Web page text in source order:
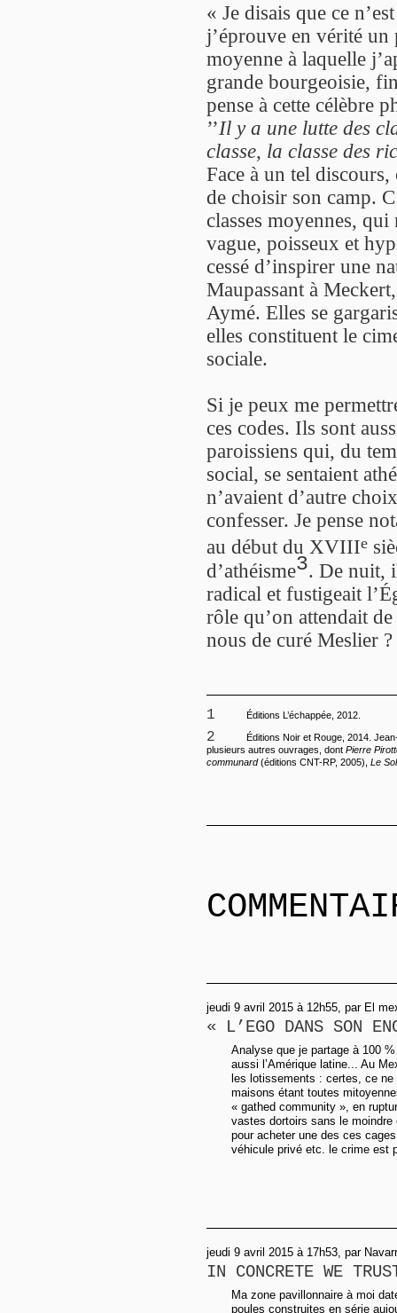
« Je disais que ce
j’éprouve en vérité
moyenne à laquelle
grande bourgeoisie,
pense à cette célèbre
’’Il y a une lutte des
classe, la classe des
Face à un tel
de choisir son camp.
classes moyennes,
vague, poisseux et
cessé d’inspirer une
Maupassant à
Aymé. Elles se
elles constituent le
sociale.
Si je peux me
ces codes. Ils sont
paroissiens qui, du
social, se sentaient
n’avaient d’autre
confesser. Je pense
au début du XVIIIe
d’athéisme3. De nuit,
radical et fustigeait
rôle qu’on attendait
nous de curé Meslier
1 Éditions L’échappée, 2012.
2
Éditions Noir et Rouge, 2014.
plusieurs autres ouvrages, dont Pierre
communard(éditions CNT-RP, 2005), Le
jeudi 9 avril 2015 à 12h55, par El
« L’EGO DANS SON
Analyse que je partage à 100
aussi l’Amérique latine... Au
les lotissements : certes, ce
maisons étant toutes
« gathed community », en
vastes dortoirs sans le moindre
pour acheter une des ces
véhicule privé etc. le crime est
jeudi 9 avril 2015 à 17h53, par
IN CONCRETE WE
Ma zone pavillonnaire à moi
poules construites en série